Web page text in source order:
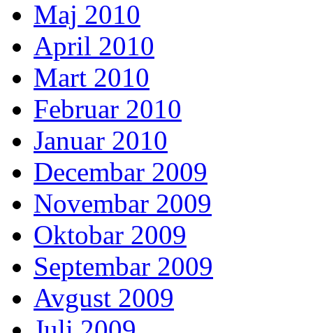
Maj 2010
April 2010
Mart 2010
Februar 2010
Januar 2010
Decembar 2009
Novembar 2009
Oktobar 2009
Septembar 2009
Avgust 2009